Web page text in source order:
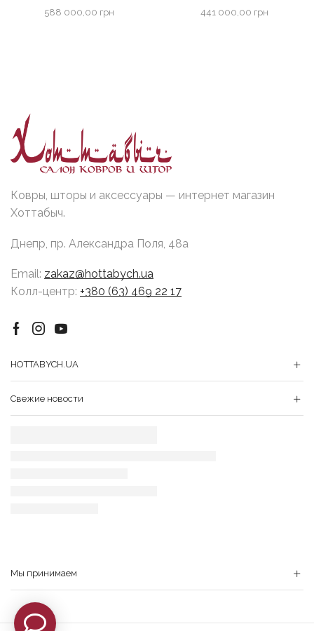
588 000,00 грн 441 000,00 грн
Ковры, шторы и аксессуары — интернет магазин
Хоттабыч.
Днепр, пр. Александра Поля, 48а
Email: zakaz@hottabych.ua
Колл-центр: +380 (63) 469 22 17
Facebook
Instagram
Youtube
HOTTABYCH.UA
Свежие новости
Мы принимаем